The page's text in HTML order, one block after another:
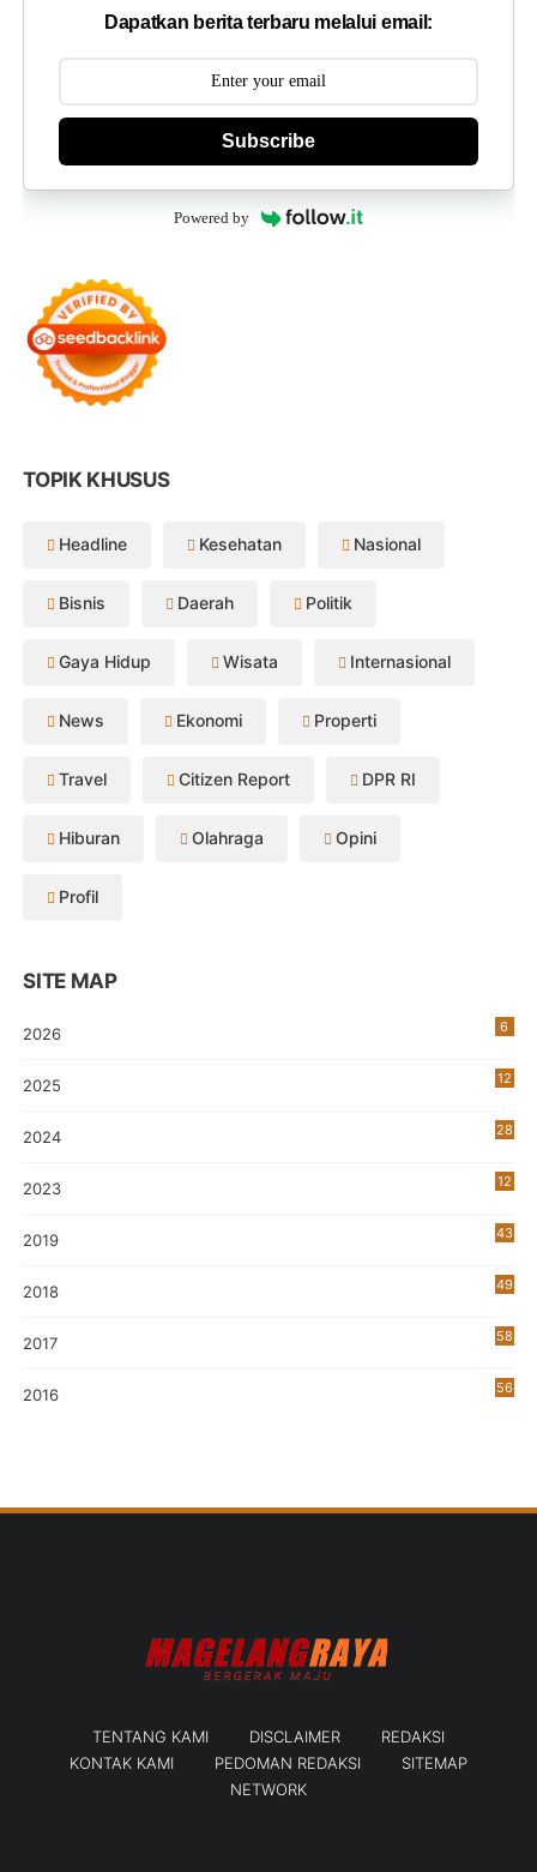
Dapatkan berita terbaru melalui email:
Subscribe
Powered by
TOPIK KHUSUS
Headline Kesehatan Nasional
Bisnis Daerah Politik
Gaya Hidup Wisata Internasional
News Ekonomi Properti
Travel Citizen Report DPR RI
Hiburan Olahraga Opini
Profil
SITE MAP
2026 6
2025 12
2024 28
2023
12
2019
43
2018 49
2017 58
2016 56
TENTANG KAMI DISCLAIMER
REDAKSI
KONTAK KAMI
PEDOMAN REDAKSI
SITEMAP
NETWORK